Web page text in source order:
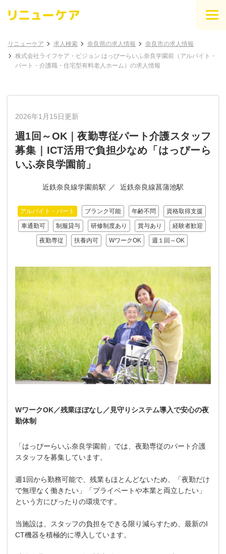
リニューケア 求人検索 奈良県の求人情報
奈良市の求人情報
株式会社ライフケア・ビジョン はっぴーらいふ奈良学園前（アルバイト・
パート・介護職・住宅型有料老人ホーム）の求人情報
2026年1月15日更新
週1回～OK｜夜勤専従パート介護スタッフ
募集｜ICT活用で負担少なめ「はっぴーら
いふ奈良学園前」
近鉄奈良線学園前駅 近鉄奈良線菖蒲池駅
アルバイト・パート ブランク可能 年齢不問 資格取得支援
車通勤可 制服貸与 研修制度あり 賞与あり 経験者歓迎
夜勤専従 扶養内可 WワークOK 週１回～OK
WワークOK／残業ほぼなし／見守りシステム導入で安心の夜
勤体制
「はっぴーらいふ奈良学園前」では、夜勤専従のパート介護
スタッフを募集しています。
週1回から勤務可能で、残業もほとんどないため、「夜勤だけ
で無理なく働きたい」「プライベートや本業と両立したい」
という方にぴったりの環境です。
当施設は、スタッフの負担をできる限り減らすため、最新のI
CT機器を積極的に導入しています。